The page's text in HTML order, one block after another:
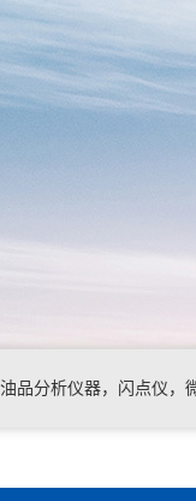
油品分析仪器，闪点仪，